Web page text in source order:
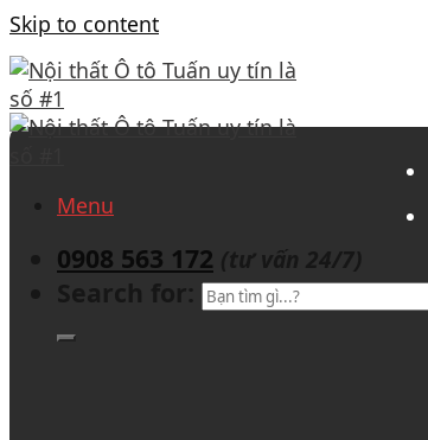
Skip to content
Menu
0908 563 172 (tư vấn 24/7)
Search for: